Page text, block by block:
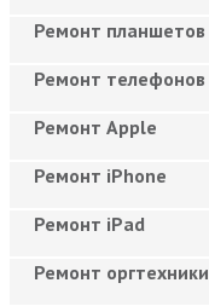
Ремонт планшетов
Ремонт телефонов
Ремонт Apple
Ремонт iPhone
Ремонт iPad
Ремонт оргтехники